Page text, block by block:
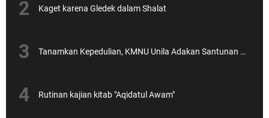
Kaget karena Gledek dalam Shalat
Tanamkan Kepedulian, KMNU Unila Adakan Santunan Anak Yatim
Rutinan kajian kitab "Aqidatul Awam"